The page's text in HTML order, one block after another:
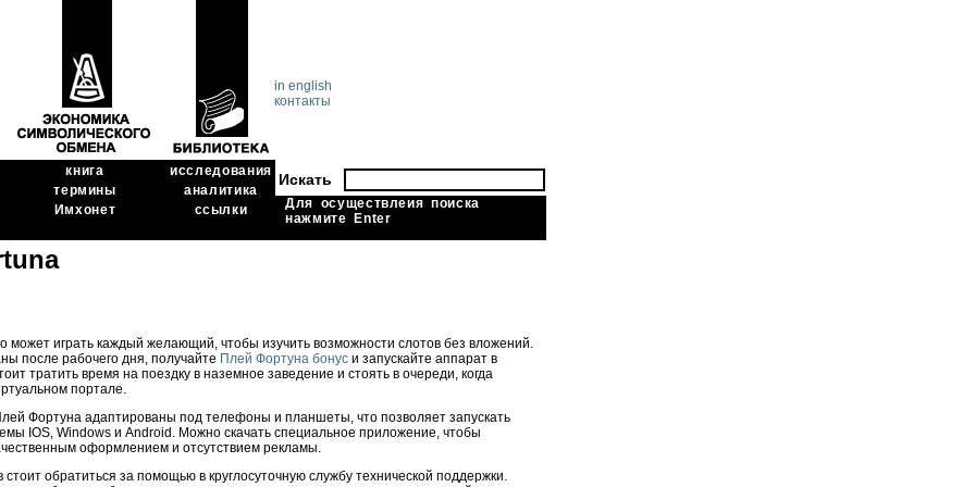
Искать
Для осуществлеия поиска
нажмите Enter
книга
термины
Имхонет
исследования
аналитика
ссылки
in english
контакты
может играть каждый желающий, чтобы изучить возможности слотов без вложений.
после рабочего дня, получайте Плей Фортуна бонус и запускайте аппарат в
тратить время на поездку в наземное заведение и стоять в очереди, когда
портале.
Фортуна адаптированы под телефоны и планшеты, что позволяет запускать
IOS, Windows и Android. Можно скачать специальное приложение, чтобы
оформлением и отсутствием рекламы.
обратиться за помощью в круглосуточную службу технической поддержки.